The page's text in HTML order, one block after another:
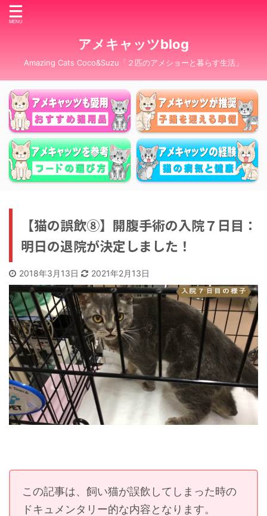
アメキャッツblog
Amazing Cats Coco&Suzu「２匹のアメショーと暮らす生活」
【猫の誤飲⑧】開腹手術の入院７日目：
明日の退院が決定しました！
2018年3月13日 2021年2月13日
この記事は、飼い猫が誤飲してしまった時の
ドキュメンタリー的な内容となります。